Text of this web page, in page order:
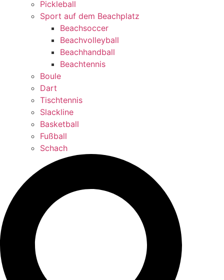
Pickleball
Sport auf dem Beachplatz
Beachsoccer
Beachvolleyball
Beachhandball
Beachtennis
Boule
Dart
Tischtennis
Slackline
Basketball
Fußball
Schach